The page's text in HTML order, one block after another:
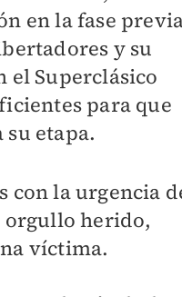
en la fase
y su
el Superclásico
para que
etapa.
con la urgencia
orgullo herido,
víctima.